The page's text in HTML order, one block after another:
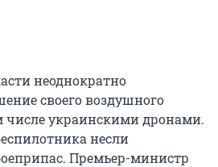
неоднократно
своего воздушного
числе украинскими дронами.
несли
Премьер-министр